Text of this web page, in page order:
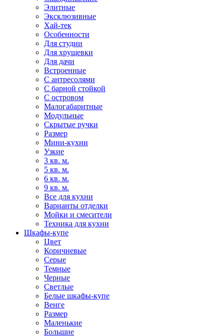
Элитные
Эксклюзивные
Хай-тек
Особенности
Для студии
Для хрущевки
Для дачи
Встроенные
С антресолями
С барной стойкой
С островом
Малогабаритные
Модульные
Скрытые ручки
Размер
Мини-кухни
Узкие
3 кв. м.
5 кв. м.
6 кв. м.
9 кв. м.
Все для кухни
Варианты отделки
Мойки и смесители
Техника для кухни
Шкафы-купе
Цвет
Коричневые
Серые
Темные
Черные
Светлые
Белые шкафы-купе
Венге
Размер
Маленькие
Большие